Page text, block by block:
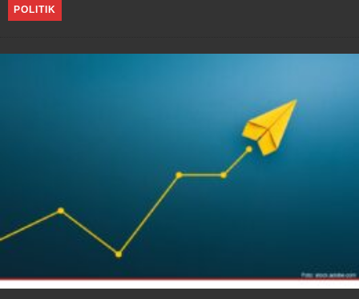
POLITIK